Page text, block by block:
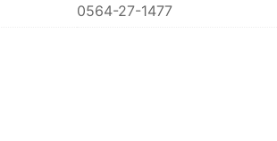
0564-27-1477